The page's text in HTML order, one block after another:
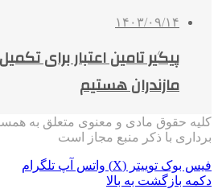
۱۴۰۳/۰۹/۱۴
پیگیر تامین اعتبار برای
مازندران هستیم
کلیه حقوق مادی و معنوی متعلق به
برداری با ذکر منبع مجاز است
فیس بوک توییتر (X) واتس آپ تلگرام
دکمه بازگشت به بالا